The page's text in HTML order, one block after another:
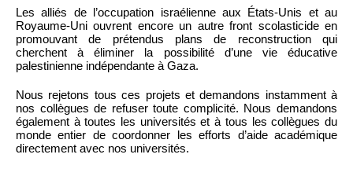
Les alliés de l’occupation israélienne aux États-Unis et au
Royaume-Uni ouvrent encore un autre front scolasticide en
promouvant de prétendus plans de reconstruction qui
cherchent à éliminer la possibilité d’une vie éducative
palestinienne indépendante à Gaza.
Nous rejetons tous ces projets et demandons instamment à
nos collègues de refuser toute complicité. Nous demandons
également à toutes les universités et à tous les collègues du
monde entier de coordonner les efforts d’aide académique
directement avec nos universités.